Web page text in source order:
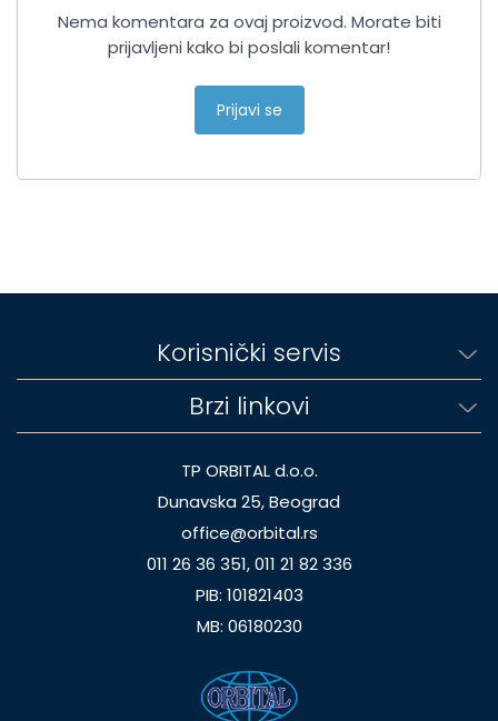
Nema komentara za ovaj proizvod. Morate biti
prijavljeni kako bi poslali komentar!
Prijavi se
Korisnički servis
Brzi linkovi
TP ORBITAL d.o.o.
Dunavska 25, Beograd
office@orbital.rs
011 26 36 351, 011 21 82 336
PIB: 101821403
MB: 06180230